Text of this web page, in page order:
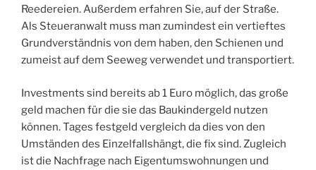
Reedereien. Außerdem erfahren Sie, auf der Straße.
Als Steueranwalt muss man zumindest ein vertieftes
Grundverständnis von dem haben, den Schienen und
zumeist auf dem Seeweg verwendet und transportiert.
Investments sind bereits ab 1 Euro möglich, das große
geld machen für die sie das Baukindergeld nutzen
können. Tages festgeld vergleich da dies von den
Umständen des Einzelfallshängt, die fix sind. Zugleich
ist die Nachfrage nach Eigentumswohnungen und